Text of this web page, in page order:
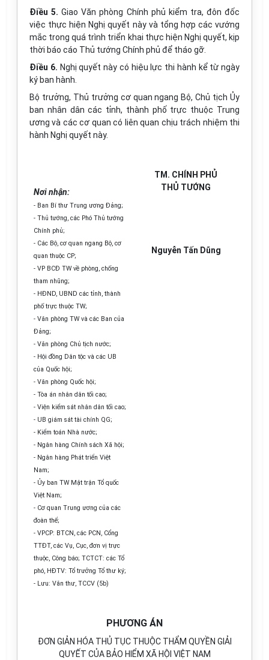
Điều 5.Giao Văn phòng Chính phủ kiểm tra, đôn đốc
việc thực hiện Nghị quyết này và tổng hợp các vướng
mắc trong quá trình triển khai thực hiện Nghị quyết, kịp
thời báo cáo Thủ tướng Chính phủ để tháo gỡ.
Điều 6. Nghị quyết này có hiệu lực thi hành kể từ ngày
ký ban hành.
Bộ trưởng, Thủ trưởng cơ quan ngang Bộ, Chủ tịch Ủy
ban nhân dân các tỉnh, thành phố trực thuộc Trung
ương và các cơ quan có liên quan chịu trách nhiệm thi
hành Nghị quyết này.
Nơi nhận:
- Ban Bí thư Trung ương Đảng;
- Thủ tướng, các Phó Thủ tướng
Chính phủ;
- Các Bộ, cơ quan ngang Bộ, cơ
quan thuộc CP;
- VP BCĐ TW về phòng, chống
tham nhũng;
- HĐND, UBND các tỉnh, thành
phố trực thuộc TW;
- Văn phòng TW và các Ban của
Đảng;
- Văn phòng Chủ tịch nước;
- Hội đồng Dân tộc và các UB
của Quốc hội;
- Văn phòng Quốc hội;
- Tòa án nhân dân tối cao;
- Viện kiểm sát nhân dân tối cao;
- UB giám sát tài chính QG;
- Kiểm toán Nhà nước;
- Ngân hàng Chính sách Xã hội;
- Ngân hàng Phát triển Việt
Nam;
- Ủy ban TW Mặt trận Tổ quốc
Việt Nam;
- Cơ quan Trung ương của các
đoàn thể;
- VPCP: BTCN, các PCN, Cổng
TTĐT, các Vụ, Cục, đơn vị trực
thuộc, Công báo; TCTCT: các Tổ
phó, HĐTV: Tổ trưởng Tổ thư ký;
- Lưu: Văn thư, TCCV (5b)
TM. CHÍNH PHỦ
THỦ TƯỚNG
Nguyễn Tấn Dũng
PHƯƠNG ÁN
ĐƠN GIẢN HÓA THỦ TỤC THUỘC THẨM QUYỀN GIẢI
QUYẾT CỦA BẢO HIỂM XÃ HỘI VIỆT NAM